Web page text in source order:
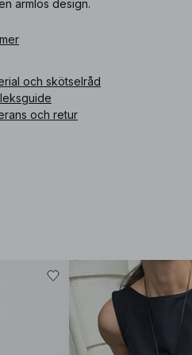
ärmlös design.
och skötselråd
och retur